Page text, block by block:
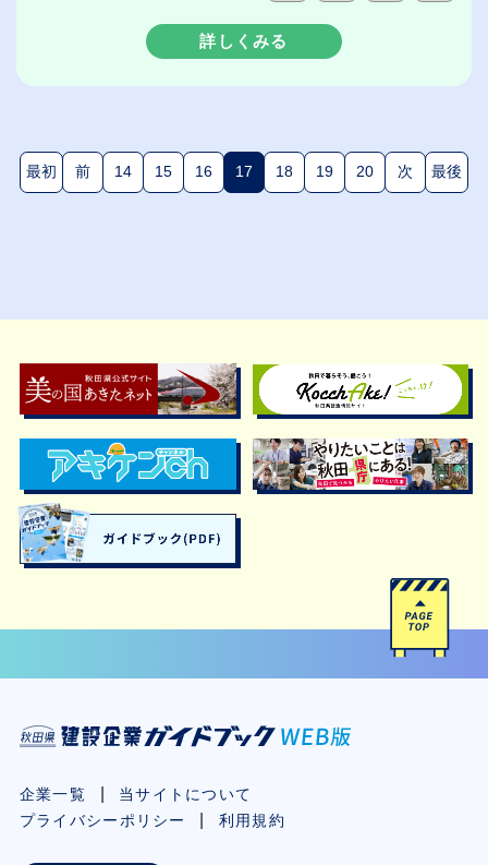
詳しくみる
最初 前 14 15 16 17(現在のページ)
18 19 20 次 最後
企業一覧
当サイトについて
プライバシーポリシー
利用規約